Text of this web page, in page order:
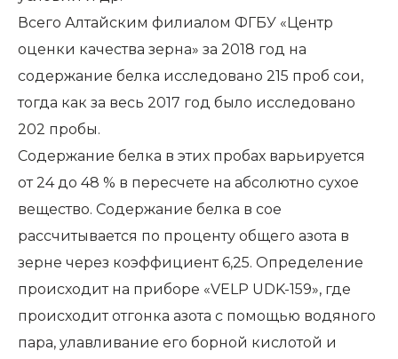
Всего Алтайским филиалом ФГБУ «Центр
оценки качества зерна» за 2018 год на
содержание белка исследовано 215 проб сои,
тогда как за весь 2017 год было исследовано
202 пробы.
Содержание белка в этих пробах варьируется
от 24 до 48 % в пересчете на абсолютно сухое
вещество. Содержание белка в сое
рассчитывается по проценту общего азота в
зерне через коэффициент 6,25. Определение
происходит на приборе «VELP UDK-159», где
происходит отгонка азота с помощью водяного
пара, улавливание его борной кислотой и